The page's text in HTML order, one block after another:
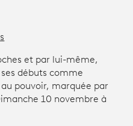
et par lui-même,
débuts comme
pouvoir, marquée par
10 novembre à